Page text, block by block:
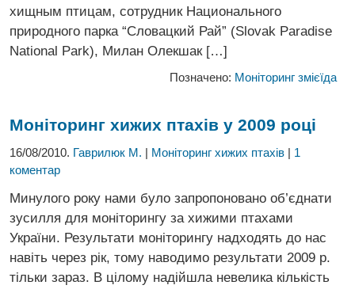
хищным птицам, сотрудник Национального
природного парка “Словацкий Рай” (Slovak Paradise
National Park), Милан Олекшак […]
Позначено: Моніторинг змієїда
Моніторинг хижих птахів у 2009 році
16/08/2010. Гаврилюк М. | Моніторинг хижих птахів | 1
коментар
Минулого року нами було запропоновано об’єднати
зусилля для моніторингу за хижими птахами
України. Результати моніторингу надходять до нас
навіть через рік, тому наводимо результати 2009 р.
тільки зараз. В цілому надійшла невелика кількість